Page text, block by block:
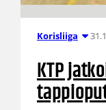
Korisliiga
KTP